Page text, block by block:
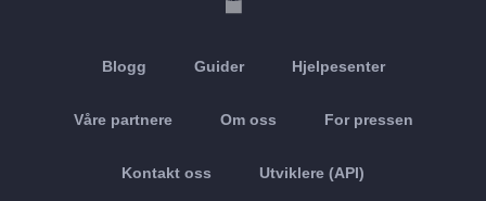
Blogg Guider Hjelpesenter
Våre partnere Om oss For pressen
Kontakt oss Utviklere (API)